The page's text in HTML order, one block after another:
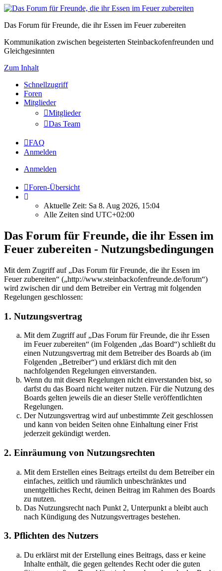
Das Forum für Freunde, die ihr Essen im Feuer zubereiten
Kommunikation zwischen begeisterten Steinbackofenfreunden und
Gleichgesinnten
Zum Inhalt
Schnellzugriff
Foren
Mitglieder
Mitglieder
Das Team
FAQ
Anmelden
Anmelden
Foren-Übersicht
Aktuelle Zeit: Sa 8. Aug 2026, 15:04
Alle Zeiten sind UTC+02:00
Das Forum für Freunde, die ihr Essen im
Feuer zubereiten - Nutzungsbedingungen
Mit dem Zugriff auf „Das Forum für Freunde, die ihr Essen im
Feuer zubereiten“ („http://www.steinbackofenfreunde.de/forum“)
wird zwischen dir und dem Betreiber ein Vertrag mit folgenden
Regelungen geschlossen:
1. Nutzungsvertrag
Mit dem Zugriff auf „Das Forum für Freunde, die ihr Essen
im Feuer zubereiten“ (im Folgenden „das Board“) schließt du
einen Nutzungsvertrag mit dem Betreiber des Boards ab (im
Folgenden „Betreiber“) und erklärst dich mit den
nachfolgenden Regelungen einverstanden.
Wenn du mit diesen Regelungen nicht einverstanden bist, so
darfst du das Board nicht weiter nutzen. Für die Nutzung des
Boards gelten jeweils die an dieser Stelle veröffentlichten
Regelungen.
Der Nutzungsvertrag wird auf unbestimmte Zeit geschlossen
und kann von beiden Seiten ohne Einhaltung einer Frist
jederzeit gekündigt werden.
2. Einräumung von Nutzungsrechten
Mit dem Erstellen eines Beitrags erteilst du dem Betreiber ein
einfaches, zeitlich und räumlich unbeschränktes und
unentgeltliches Recht, deinen Beitrag im Rahmen des Boards
zu nutzen.
Das Nutzungsrecht nach Punkt 2, Unterpunkt a bleibt auch
nach Kündigung des Nutzungsvertrages bestehen.
3. Pflichten des Nutzers
Du erklärst mit der Erstellung eines Beitrags, dass er keine
Inhalte enthält, die gegen geltendes Recht oder die guten